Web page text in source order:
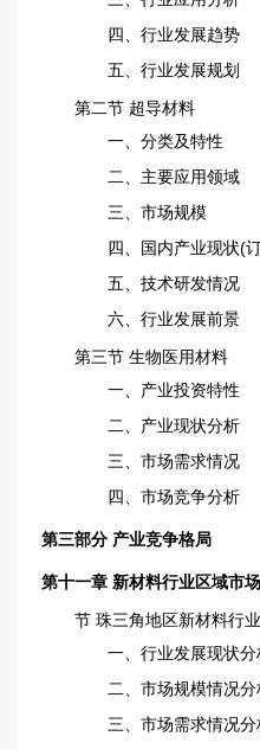
四、行业发展趋势
五、行业发展规划
第二节 超导材料
一、分类及特性
二、主要应用领域
三、市场规模
四、国内产业现状(订购热
五、技术研发情况
六、行业发展前景
第三节 生物医用材料
一、产业投资特性
二、产业现状分析
三、市场需求情况
四、市场竞争分析
第三部分 产业竞争格局
第十一章 新材料行业区域市
节 珠三角地区新材料行业
一、行业发展现状分
二、市场规模情况分
三、市场需求情况分